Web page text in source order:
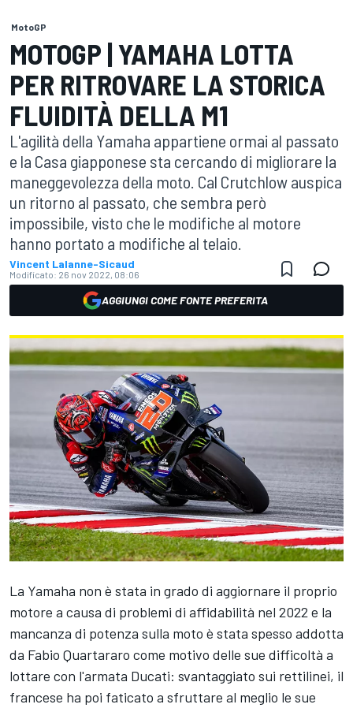
MotoGP
MOTOGP | YAMAHA LOTTA
PER RITROVARE LA STORICA
FLUIDITÀ DELLA M1
L'agilità della Yamaha appartiene ormai al passato
e la Casa giapponese sta cercando di migliorare la
maneggevolezza della moto. Cal Crutchlow auspica
un ritorno al passato, che sembra però
impossibile, visto che le modifiche al motore
hanno portato a modifiche al telaio.
Vincent Lalanne-Sicaud
Modificato: 26 nov 2022, 08:06
AGGIUNGI COME FONTE PREFERITA
La Yamaha non è stata in grado di aggiornare il proprio
motore a causa di problemi di affidabilità nel 2022 e la
mancanza di potenza sulla moto è stata spesso addotta
da Fabio Quartararo come motivo delle sue difficoltà a
lottare con l'armata Ducati: svantaggiato sui rettilinei, il
francese ha poi faticato a sfruttare al meglio le sue